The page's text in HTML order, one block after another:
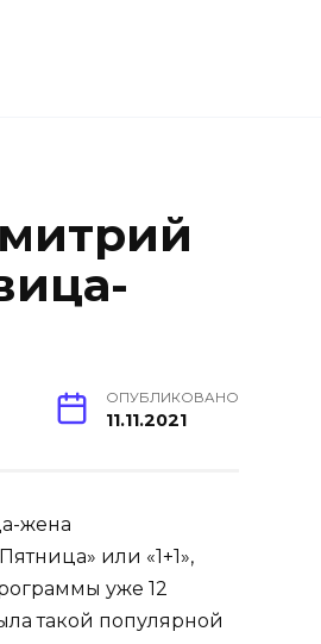
ОПУБЛИКОВАНО
11.11.2021
или «1+1»,
уже 12
такой популярной